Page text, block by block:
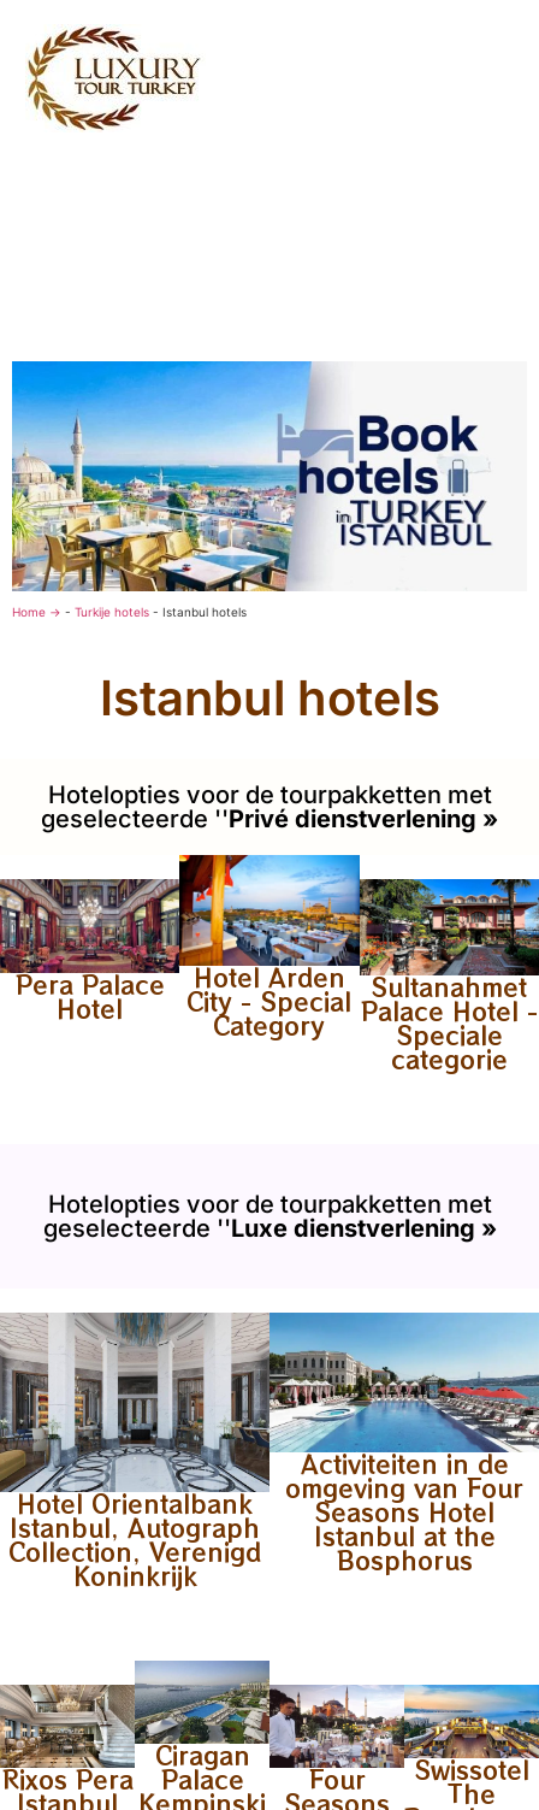
Home → - Turkije hotels - Istanbul hotels
Istanbul hotels
Hotelopties voor de tourpakketten met
geselecteerde ''Privé dienstverlening »
Pera Palace
Hotel
Hotel Arden
City - Special
Category
Sultanahmet
Palace Hotel -
Speciale
categorie
Hotelopties voor de tourpakketten met
geselecteerde ''Luxe dienstverlening »
Hotel Orientalbank
Istanbul, Autograph
Collection, Verenigd
Koninkrijk
Activiteiten in de
omgeving van Four
Seasons Hotel
Istanbul at the
Bosphorus
Rixos Pera
Ciragan
Palace Four Swissotel
The